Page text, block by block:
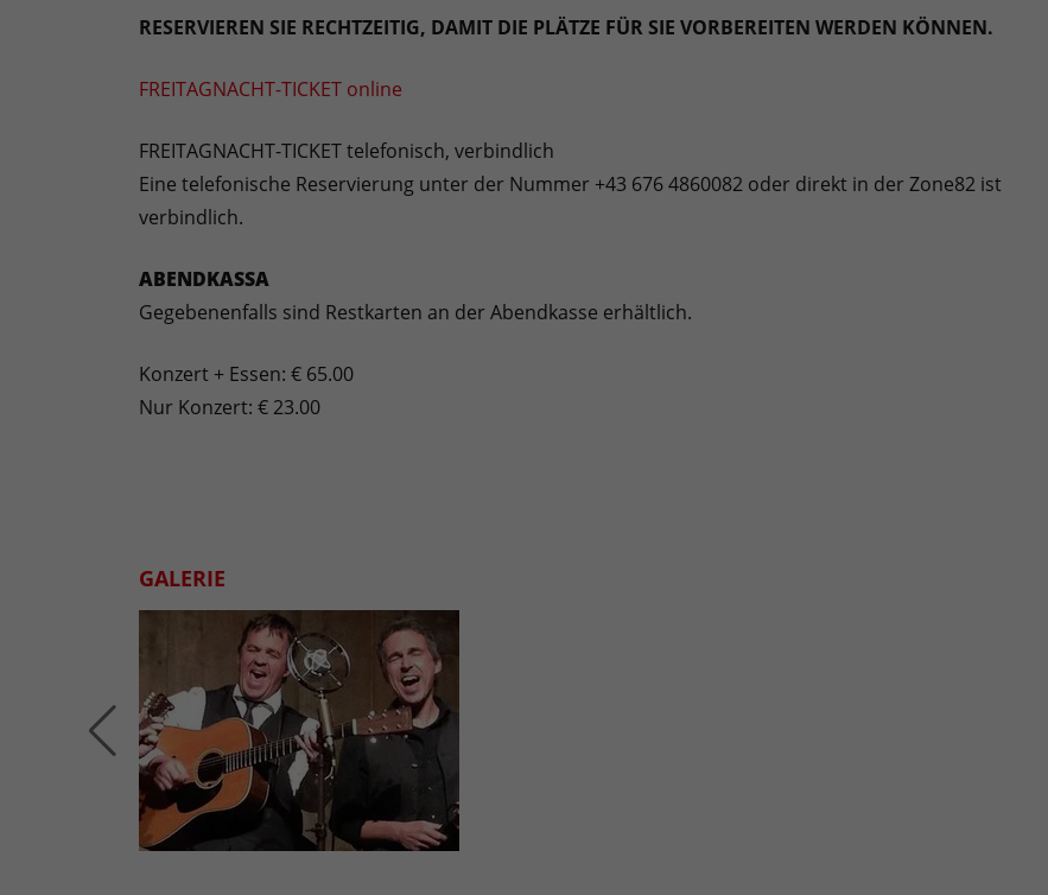
RESERVIEREN SIE RECHTZEITIG, DAMIT DIE PLÄTZE FÜR SIE VORBEREITEN WERDEN KÖNNEN.
FREITAGNACHT-TICKET online
FREITAGNACHT-TICKET telefonisch, verbindlich
Eine telefonische Reservierung unter der Nummer +43 676 4860082 oder direkt in der Zone82 ist
verbindlich.
ABENDKASSA
Gegebenenfalls sind Restkarten an der Abendkasse erhältlich.
Konzert + Essen: € 65.00
Nur Konzert: € 23.00
GALERIE